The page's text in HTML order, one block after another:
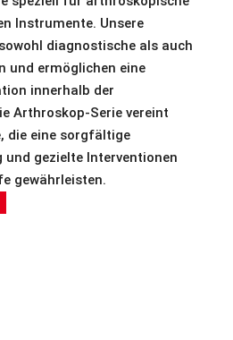
Instrumente. Unsere
diagnostische als auch
und ermöglichen eine
innerhalb der
Arthroskop-Serie vereint
die eine sorgfältige
und gezielte Interventionen
gewährleisten.